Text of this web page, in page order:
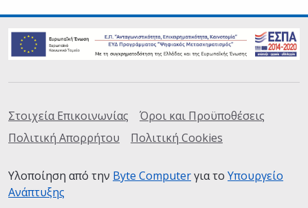
Σύνδεσμοι
Στοιχεία Επικοινωνίας
Όροι και Προϋποθέσεις
Πολιτική Απορρήτου
Πολιτική Cookies
Υλοποίηση από την Byte Computer(ανοίγει σε
για το Υπουργείο
Ανάπτυξης